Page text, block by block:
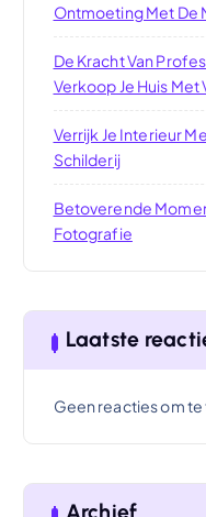
Ontmoeting Met De
De Kracht Van
Verkoop Je Huis
Verrijk Je Interieur
Schilderij
Betoverende
Fotografie
Laatste
Geen reacties om